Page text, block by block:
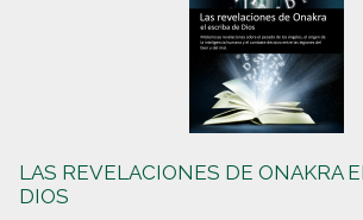
LAS REVELACIONES DE ONAKRA
DIOS